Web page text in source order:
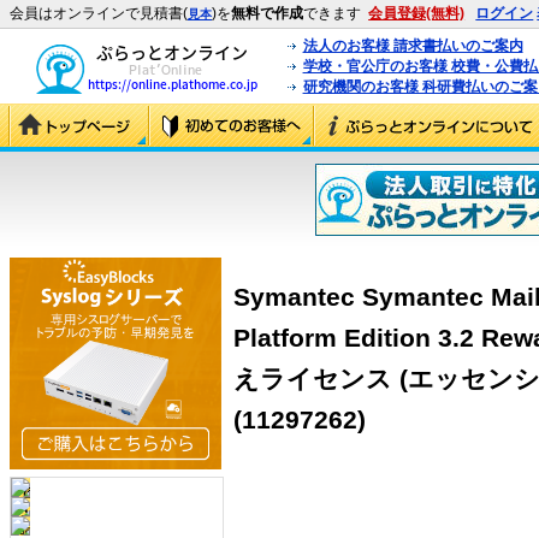
会員はオンラインで見積書(見本)を無料で作成できます 会員登録(無料) ログイン
法人のお客様 請求書払いのご案内
学校・官公庁のお客様 校費・公費
研究機関のお客様 科研費払いのご
Symantec Symantec
Platform Edition 3.2
えライセンス (エッセン
(11297262)